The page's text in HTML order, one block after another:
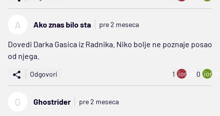
A Ako znas bilo sta pre 2 meseca
Dovedi Darka Gasica iz Radnika. Niko bolje ne poznaje posao
od njega.
Odgovori 1 ion:minus
0
G Ghostrider pre 2 meseca